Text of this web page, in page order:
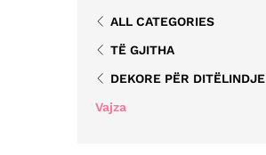
ALL CATEGORIES
TË GJITHA
DEKORE PËR DITËLINDJE
Vajza